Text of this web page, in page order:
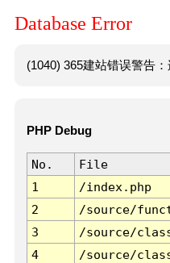
Database Error
(1040) 365建站错误警告
PHP Debug
No. File
1
/index.php
2
/source/
3
/source/
4
/source/